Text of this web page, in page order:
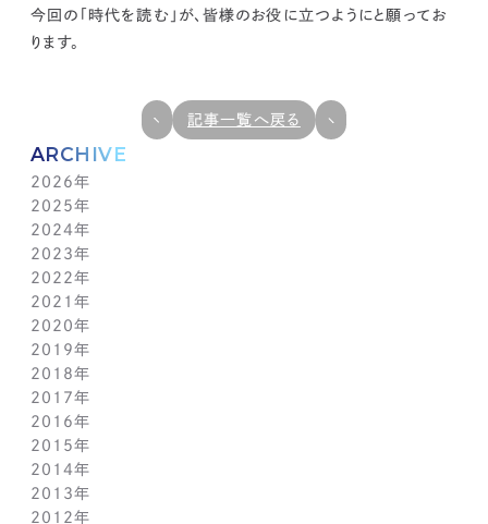
ARCHIVE
2026年
7月(1)
6月(1)
5月(1)
4月(1)
3月(1)
2月(1)
1月(1)
2025年
12月(1)
11月(1)
10月(1)
9月(1)
8月(1)
7月(1)
6月(1)
5月(1)
4月(1)
3月(1)
2月(1)
1月(2)
2024年
11月(1)
10月(1)
9月(1)
8月(1)
7月(1)
6月(1)
5月(1)
4月(1)
3月(1)
2月(1)
1月(2)
2023年
11月(1)
10月(1)
9月(1)
8月(1)
7月(1)
6月(1)
5月(1)
4月(1)
3月(1)
2月(1)
1月(2)
2022年
11月(1)
10月(1)
9月(1)
8月(1)
7月(1)
6月(1)
5月(1)
4月(1)
3月(2)
1月(2)
2021年
11月(1)
10月(1)
9月(1)
8月(1)
7月(1)
6月(1)
5月(1)
4月(1)
3月(1)
2020年
11月(2)
9月(2)
7月(1)
6月(2)
5月(2)
4月(3)
3月(2)
2月(1)
2019年
12月(2)
10月(1)
9月(2)
7月(1)
6月(2)
4月(1)
3月(1)
2018年
12月(1)
11月(1)
10月(1)
9月(2)
8月(1)
7月(1)
2017年
12月(1)
11月(1)
10月(1)
9月(1)
8月(1)
2016年
12月(1)
11月(1)
10月(1)
9月(1)
2015年
12月(1)
11月(1)
10月(1)
2014年
12月(1)
11月(1)
2013年
12月(1)
2012年
今回の「時代を読む」が、皆様のお役に立つようにと願ってお
ります。
記事一覧へ戻る